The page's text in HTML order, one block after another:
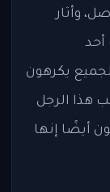
وأثار
أحد
يكرهون
هذا الرجل
أيضًا إنها